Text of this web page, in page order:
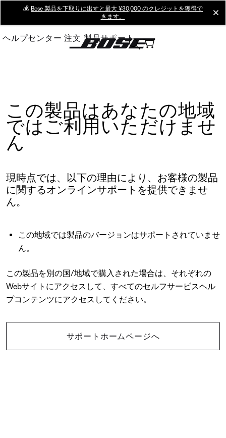
Main
💰 Bose 製品を下取りに出すと最大 ¥30,000 のクレジットを獲得で
きます。
ヘルプセンター 注文 製品サポート
この製品はあなたの地域
ではご利用いただけませ
ん
現時点では、以下の理由により、お客様の製品
に関するオンラインサポートを提供できませ
ん。
この地域では製品のバージョンはサポートされていませ
ん。
この製品を別の国/地域で購入された場合は、それぞれの
Webサイトにアクセスして、すべてのセルフサービスヘル
プコンテンツにアクセスしてください。
サポートホームページへ